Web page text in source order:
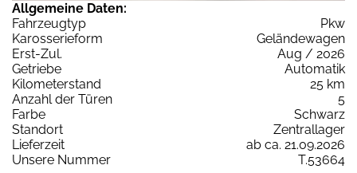
Allgemeine Daten:
Fahrzeugtyp
Pkw
Karosserieform
Geländewagen
Erst-Zul.
Aug / 2026
Getriebe
Automatik
Kilometerstand
25 km
Anzahl der Türen
5
Farbe
Schwarz
Standort
Zentrallager
Lieferzeit
ab ca. 21.09.2026
Unsere Nummer
T.53664